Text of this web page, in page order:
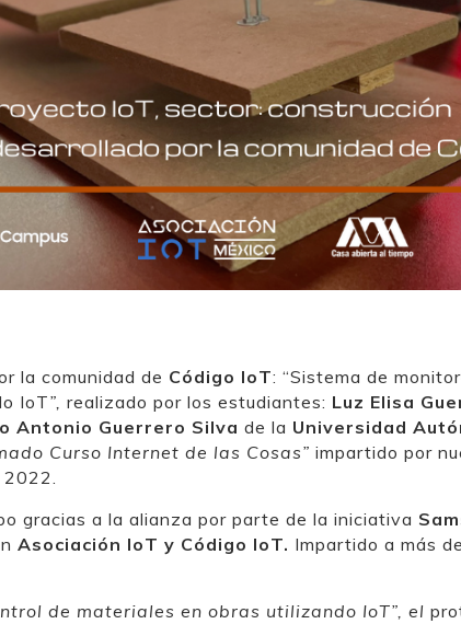
la comunidad de Código IoT: “Sistema de
IoT”, realizado por los estudiantes: Luz Elisa
Antonio Guerrero Silva de la Universidad
Curso Internet de las Cosas” impartido por
2022.
gracias a la alianza por parte de la iniciativa
Asociación IoT y Código IoT. Impartido a más
de materiales en obras utilizando IoT”, el